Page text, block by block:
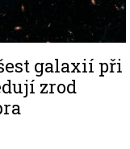
galaxií při
zrod